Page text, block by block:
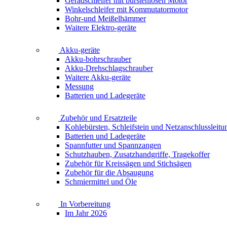
Winkelschleifer mit Kommutatormotor
Bohr-und Meißelhämmer
Waitere Elektro-geräte
Akku-geräte
Akku-bohrschrauber
Akku-Drehschlagschrauber
Waitere Akku-geräte
Messung
Batterien und Ladegeräte
Zubehör und Ersatzteile
Kohlebürsten, Schleifstein und
Batterien und Ladegeräte
Spannfutter und Spannzangen
Schutzhauben, Zusatzhandgriffe, Tragekoffer
Zubehör für Kreissägen und Stichsägen
Zubehör für die Absaugung
Schmiermittel und Öle
In Vorbereitung
Im Jahr 2026